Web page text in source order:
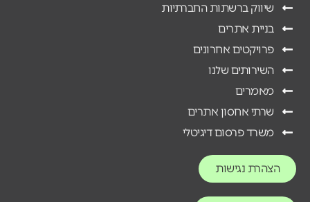
שיווק ברשתות החברתיות
בניית אתרים
פרויקטים אחרונים
השירותים שלנו
מאמרים
שרתי אחסון אתרים
משרד פרסום דיגיטלי
הצהרת נגישות